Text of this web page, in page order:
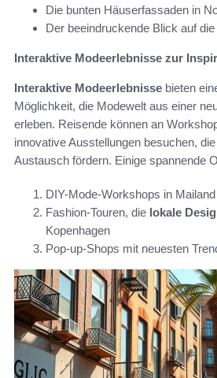
Die bunten Häuserfassaden in
Der beeindruckende Blick auf
Interaktive Modeerlebnisse zur
Interaktive Modeerlebnisse bieten
Möglichkeit, die Modewelt aus einer
erleben. Reisende können an
innovative Ausstellungen besuchen,
Austausch fördern. Einige spannende
DIY-Mode-Workshops in Mailand
Fashion-Touren, die lokale
Kopenhagen
Pop-up-Shops mit neuesten